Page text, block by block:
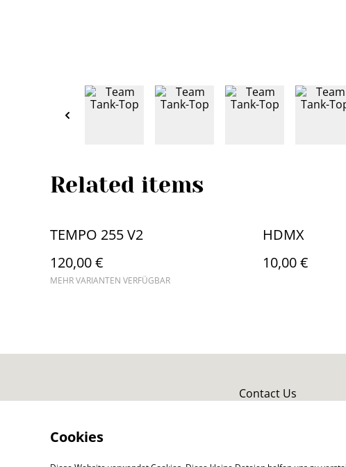
Related items
TEMPO 255 V2
120,00 €
MEHR VARIANTEN VERFÜGBAR
HDMX
10,00 €
Contact Us
Cookies